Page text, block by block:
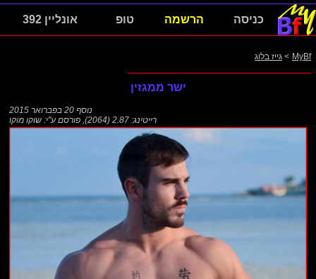
כניסה הרשמה טופ אונליין 392
MyBf
> גייז בלוג
ישר ממגזין
נוסף 20 בפברואר 2015
רייטינג: 2.87 (2064)
, פורסם ע"י: שוקו מוקו